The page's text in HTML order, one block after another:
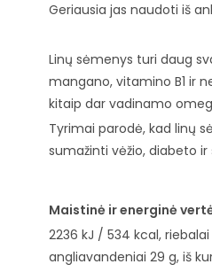
Geriausia jas naudoti iš
Linų sėmenys turi daug
mangano, vitamino B1 ir
kitaip dar vadinamo
Tyrimai parodė, kad linų
sumažinti vėžio, diabeto ir
Maistinė ir energinė
2236 kJ / 534 kcal,
angliavandeniai 29 g, iš